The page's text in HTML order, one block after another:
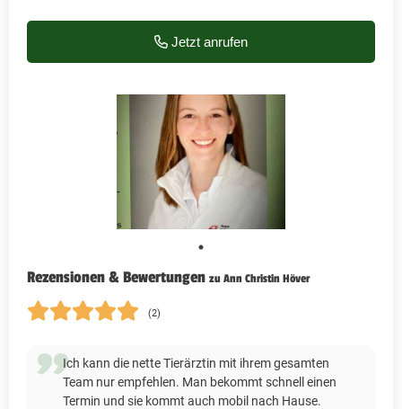
Jetzt anrufen
Rezensionen & Bewertungen zu Ann Christin Höver
(2)
Ich kann die nette Tierärztin mit ihrem gesamten
Team nur empfehlen. Man bekommt schnell einen
Termin und sie kommt auch mobil nach Hause.